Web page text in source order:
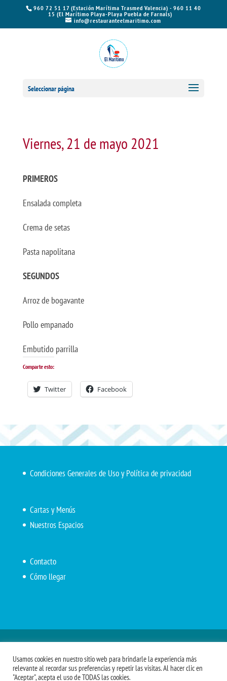
960 72 51 17 (Estación Marítima Trasmed Valencia) - 960 11 40
15 (El Marítimo Playa-Playa Puebla de Farnals)
info@restauranteelmaritimo.com
Seleccionar página
Viernes, 21 de mayo 2021
PRIMEROS
Ensalada completa
Crema de setas
Pasta napolitana
SEGUNDOS
Arroz de bogavante
Pollo empanado
Embutido parrilla
Comparte esto:
Twitter Facebook
Condiciones Generales de Uso y Política de privacidad
Cartas y Menús
Nuestros Espacios
Contacto
Cómo llegar
Menús Grupos 2023 Menú APV Encarga tu almuerzo
Comidas APM
Usamos cookies en nuestro sitio web para brindarle la experiencia más
relevante al recordar sus preferencias y repetir las visitas. Al hacer clic en
"Aceptar", acepta el uso de TODAS las cookies.